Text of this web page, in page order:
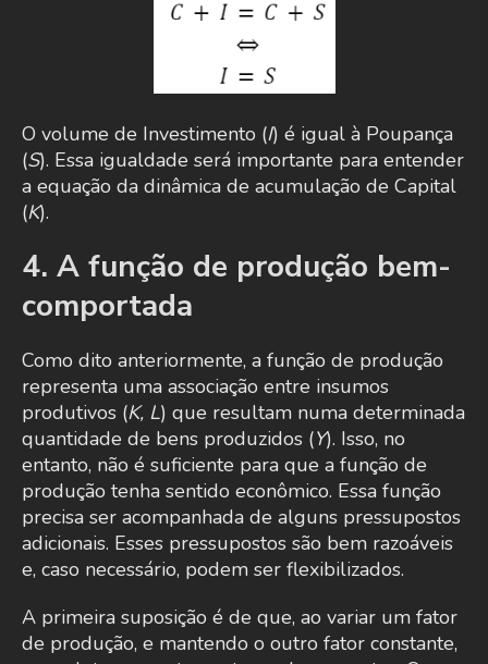
O volume de Investimento (I) é igual à Poupança
(S). Essa igualdade será importante para entender
a equação da dinâmica de acumulação de Capital
(K).
4. A função de produção bem-
comportada
Como dito anteriormente, a função de produção
representa uma associação entre insumos
produtivos (K, L) que resultam numa determinada
quantidade de bens produzidos (Y). Isso, no
entanto, não é suficiente para que a função de
produção tenha sentido econômico. Essa função
precisa ser acompanhada de alguns pressupostos
adicionais. Esses pressupostos são bem razoáveis
e, caso necessário, podem ser flexibilizados.
A primeira suposição é de que, ao variar um fator
de produção, e mantendo o outro fator constante,